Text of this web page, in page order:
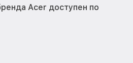
Acer доступен по